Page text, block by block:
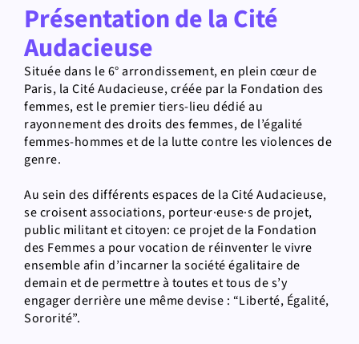
Présentation de la Cité
Audacieuse
Située dans le 6° arrondissement, en plein cœur de
Paris, la Cité Audacieuse, créée par la Fondation des
femmes, est le premier tiers-lieu dédié au
rayonnement des droits des femmes, de l’égalité
femmes-hommes et de la lutte contre les violences de
genre.
Au sein des différents espaces de la Cité Audacieuse,
se croisent associations, porteur·euse·s de projet,
public militant et citoyen: ce projet de la Fondation
des Femmes a pour vocation de réinventer le vivre
ensemble afin d’incarner la société égalitaire de
demain et de permettre à toutes et tous de s’y
engager derrière une même devise : “Liberté, Égalité,
Sororité”.